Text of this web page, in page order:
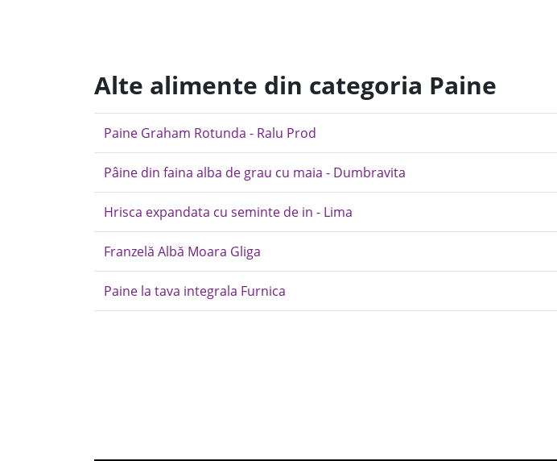
Alte alimente din categoria Paine
Paine Graham Rotunda - Ralu Prod
Pâine din faina alba de grau cu maia - Dumbravita
Hrisca expandata cu seminte de in - Lima
Franzelă Albă Moara Gliga
Paine la tava integrala Furnica